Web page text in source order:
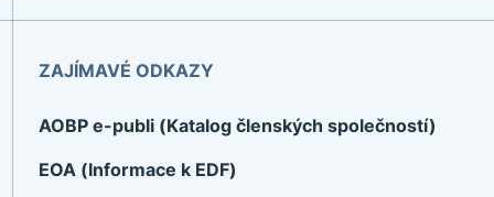
ZAJÍMAVÉ ODKAZY
AOBP e-publi (Katalog členských společností)
EOA (Informace k EDF)